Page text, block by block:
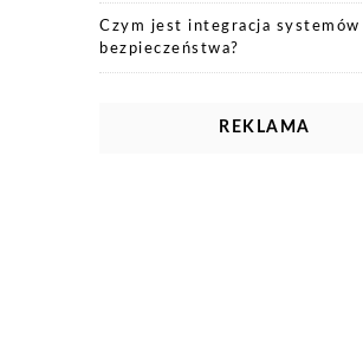
Czym jest integracja systemów
bezpieczeństwa?
REKLAMA